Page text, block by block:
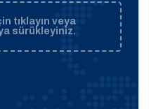
tıklayın veya
sürükleyiniz.